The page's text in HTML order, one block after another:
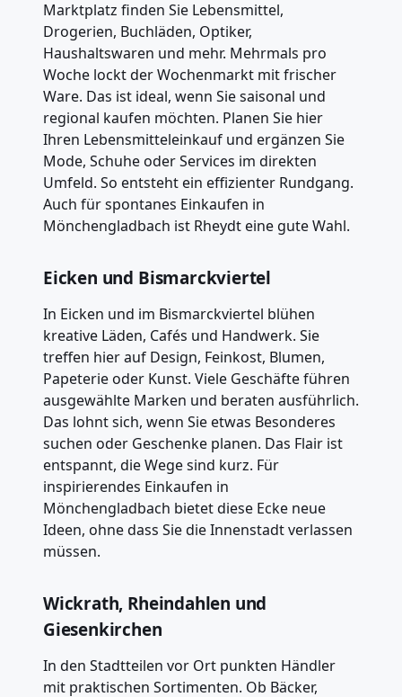
Marktplatz finden Sie Lebensmittel,
Drogerien, Buchläden, Optiker,
Haushaltswaren und mehr. Mehrmals pro
Woche lockt der Wochenmarkt mit frischer
Ware. Das ist ideal, wenn Sie saisonal und
regional kaufen möchten. Planen Sie hier
Ihren Lebensmitteleinkauf und ergänzen Sie
Mode, Schuhe oder Services im direkten
Umfeld. So entsteht ein effizienter Rundgang.
Auch für spontanes Einkaufen in
Mönchengladbach ist Rheydt eine gute Wahl.
Eicken und Bismarckviertel
In Eicken und im Bismarckviertel blühen
kreative Läden, Cafés und Handwerk. Sie
treffen hier auf Design, Feinkost, Blumen,
Papeterie oder Kunst. Viele Geschäfte führen
ausgewählte Marken und beraten ausführlich.
Das lohnt sich, wenn Sie etwas Besonderes
suchen oder Geschenke planen. Das Flair ist
entspannt, die Wege sind kurz. Für
inspirierendes Einkaufen in
Mönchengladbach bietet diese Ecke neue
Ideen, ohne dass Sie die Innenstadt verlassen
müssen.
Wickrath, Rheindahlen und
Giesenkirchen
In den Stadtteilen vor Ort punkten Händler
mit praktischen Sortimenten. Ob Bäcker,